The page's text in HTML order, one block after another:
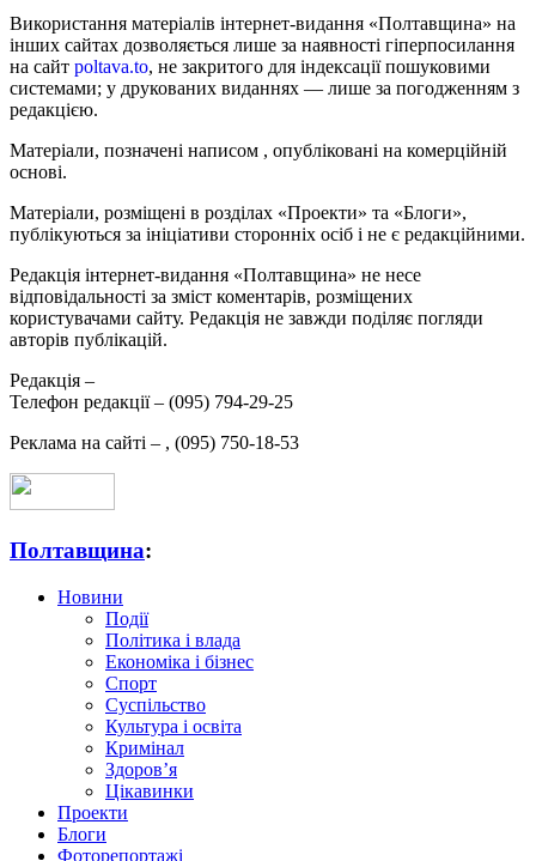
Використання матеріалів інтернет-видання «Полтавщина» на
інших сайтах дозволяється лише за наявності гіперпосилання
на сайт poltava.to, не закритого для індексації пошуковими
системами; у друкованих виданнях — лише за погодженням з
редакцією.
Матеріали, позначені написом , опубліковані на комерційній
основі.
Матеріали, розміщені в розділах «Проекти» та «Блоги»,
публікуються за ініціативи сторонніх осіб і не є редакційними.
Редакція інтернет-видання «Полтавщина» не несе
відповідальності за зміст коментарів, розміщених
користувачами сайту. Редакція не завжди поділяє погляди
авторів публікацій.
Редакція –
Телефон редакції – (095) 794-29-25
Реклама на сайті – , (095) 750-18-53
Полтавщина:
Новини
Події
Політика і влада
Економіка і бізнес
Спорт
Суспільство
Культура і освіта
Кримінал
Здоров’я
Цікавинки
Проекти
Блоги
Фоторепортажі